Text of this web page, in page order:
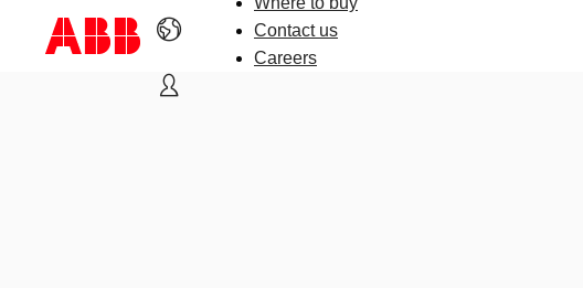
Contact us
Careers